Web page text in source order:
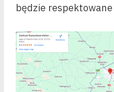
będzie